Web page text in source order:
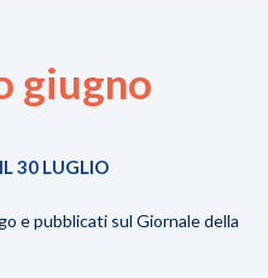
giugno
30 LUGLIO
e pubblicati sul Giornale della